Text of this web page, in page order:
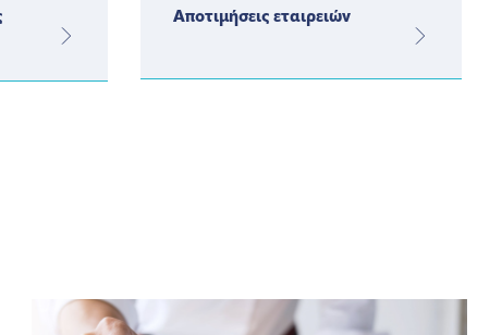
Αποτιμήσεις εταιρειών